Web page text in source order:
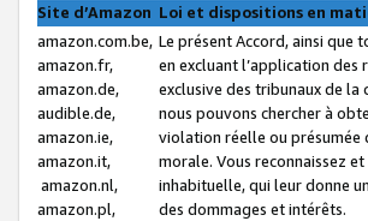
Site d’Amazon Loi et dispositions en
amazon.com.be,
amazon.fr,
amazon.de,
audible.de,
amazon.ie,
amazon.it,
amazon.nl,
amazon.pl,
Le présent Accord, ainsi que
en excluant l’application
exclusive des tribunaux de
nous pouvons chercher à
violation réelle ou présumée
morale. Vous reconnaissez
inhabituelle, qui leur donne
des dommages et intérêts.